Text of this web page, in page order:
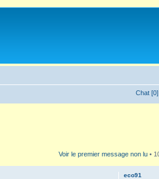
Chat [0]
Voir le premier message non lu •
eco91